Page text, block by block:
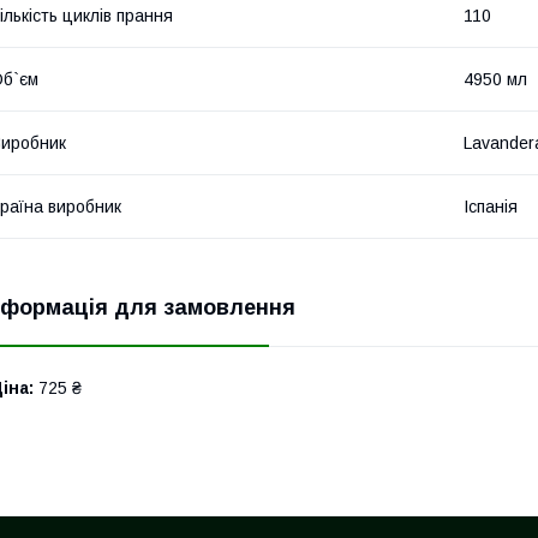
циклів прання 110
4950 мл
виробник Іспанія
для замовлення
725 ₴